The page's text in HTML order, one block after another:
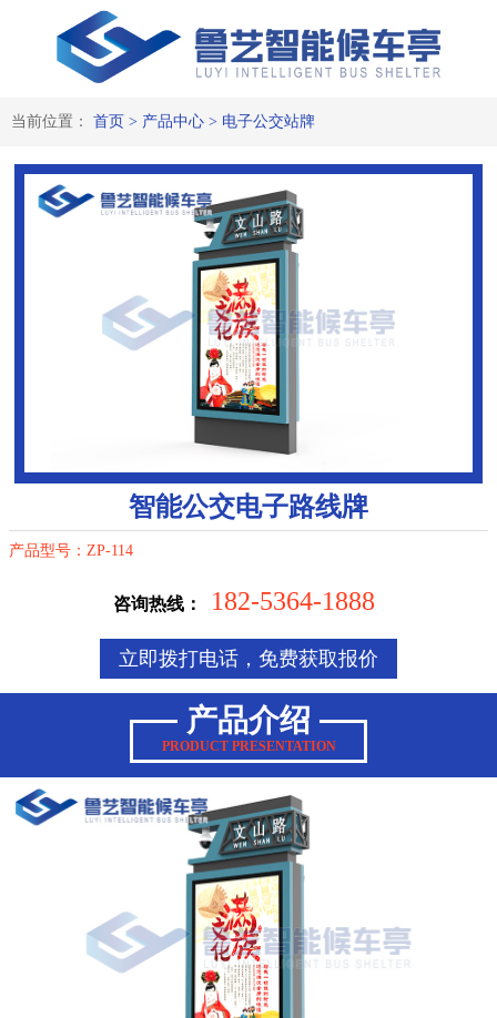
当前位置： 首页 > 产品中心> 电子公交站牌
智能公交电子路线牌
产品型号：ZP-114
咨询热线： 182-5364-1888
立即拨打电话，免费获取报价
产品介绍
PRODUCT PRESENTATION